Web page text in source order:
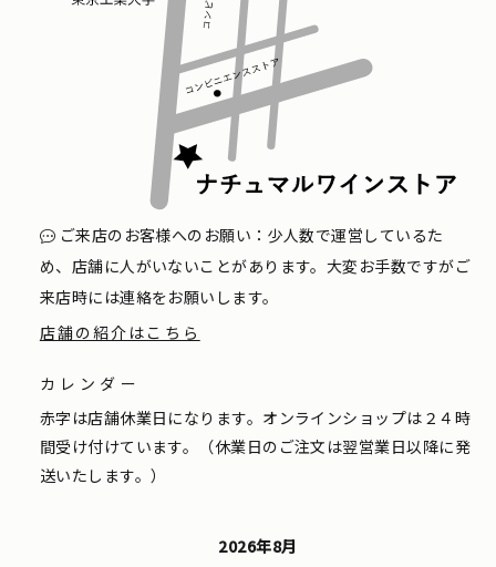
ご来店のお客様へのお願い：少人数で運営しているた
め、店舗に人がいないことがあります。大変お手数ですがご
来店時には連絡をお願いします。
店舗の紹介はこちら
カレンダー
赤字は店舗休業日になります。オンラインショップは２４時
間受け付けています。（休業日のご注文は翌営業日以降に発
送いたします。）
2026年8月